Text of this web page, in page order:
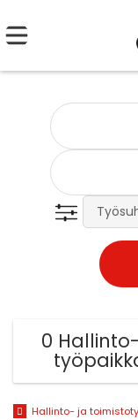
0
Hallinto- ja